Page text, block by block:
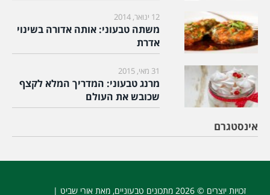
12 ינואר, 2014
משתה טבעוני: אותה אדורה בשינוי
אדרת
31 מאי, 2015
מרנג טבעוני: המדריך המלא לקצף
שכובש את העולם
אינסטגרם
זכויות יוצרים © 2026 מתכונים טבעוניים, מאת אורי שביט |